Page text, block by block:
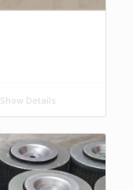
Show Details